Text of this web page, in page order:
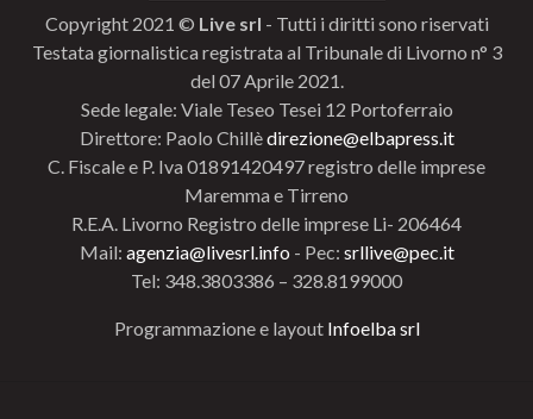
Copyright 2021 © Live srl - Tutti i diritti sono riservati
Testata giornalistica registrata al Tribunale di Livorno n° 3
del 07 Aprile 2021.
Sede legale: Viale Teseo Tesei 12 Portoferraio
Direttore: Paolo Chillèdirezione@elbapress.it
C. Fiscale e P. Iva 01891420497 registro delle imprese
Maremma e Tirreno
R.E.A. Livorno Registro delle imprese Li- 206464
Mail: agenzia@livesrl.info - Pec: srllive@pec.it
Tel: 348.3803386 – 328.8199000
Programmazione e layout Infoelba srl